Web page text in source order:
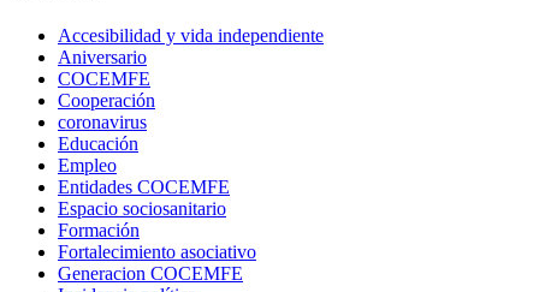
Accesibilidad y vida independiente
Aniversario
COCEMFE
Cooperación
coronavirus
Educación
Empleo
Entidades COCEMFE
Espacio sociosanitario
Formación
Fortalecimiento asociativo
Generacion COCEMFE